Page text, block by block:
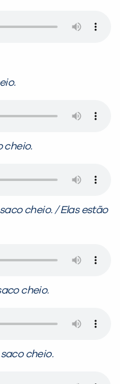
cheio.
cheio. / Elas estão
cheio.
cheio.